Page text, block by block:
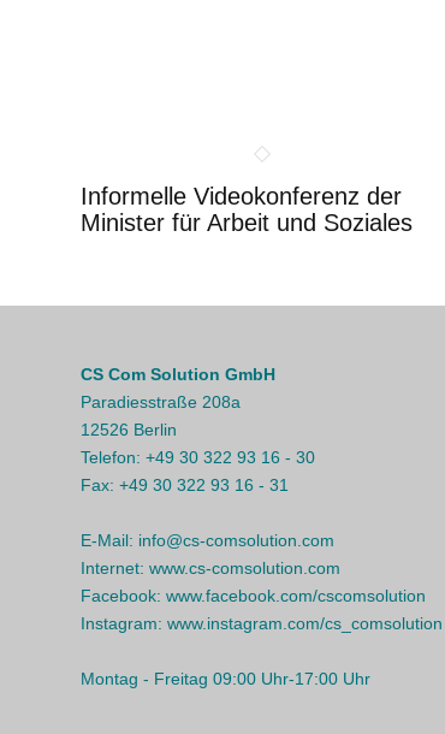
Informelle Videokonferenz der
Minister für Arbeit und Soziales
CS Com Solution GmbH
Paradiesstraße 208a
12526 Berlin
Telefon: +49 30 322 93 16 - 30
Fax: +49 30 322 93 16 - 31
E-Mail: info@cs-comsolution.com
Internet: www.cs-comsolution.com
Facebook: www.facebook.com/cscomsolution
Instagram: www.instagram.com/cs_comsolution
Montag - Freitag 09:00 Uhr-17:00 Uhr